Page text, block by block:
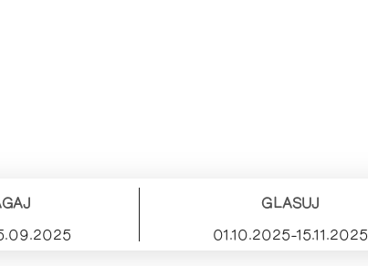
GLASUJ
01.10.2025–15.11.2025